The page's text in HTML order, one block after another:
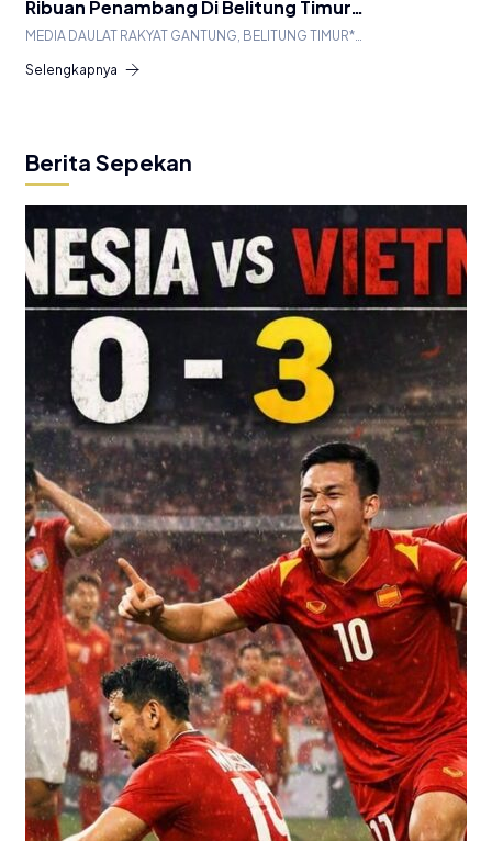
Ribuan Penambang Di Belitung Timur…
MEDIA DAULAT RAKYAT GANTUNG, BELITUNG TIMUR*…
Selengkapnya
Berita Sepekan